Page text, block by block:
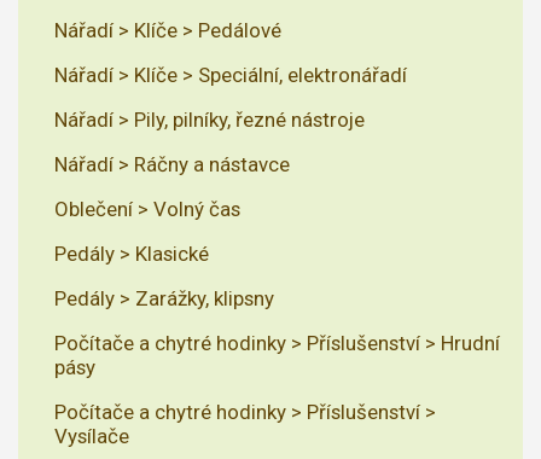
Nářadí > Klíče > Pedálové
Nářadí > Klíče > Speciální, elektronářadí
Nářadí > Pily, pilníky, řezné nástroje
Nářadí > Ráčny a nástavce
Oblečení > Volný čas
Pedály > Klasické
Pedály > Zarážky, klipsny
Počítače a chytré hodinky > Příslušenství > Hrudní
pásy
Počítače a chytré hodinky > Příslušenství >
Vysílače